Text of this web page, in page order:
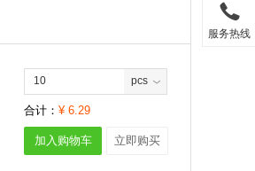
pcs
合计： ¥ 6.29
加入购物车 立即购买
服务热线